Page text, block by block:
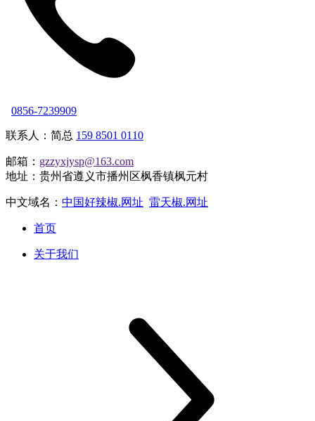
0856-7239909
联系人：简总 159 8501 0110
邮箱： gzzyxjysp@163.com
地址：贵州省遵义市播州区枫香镇枫元村
中文域名： 中国好辣椒.网址 雷天椒.网址
首页
关于我们